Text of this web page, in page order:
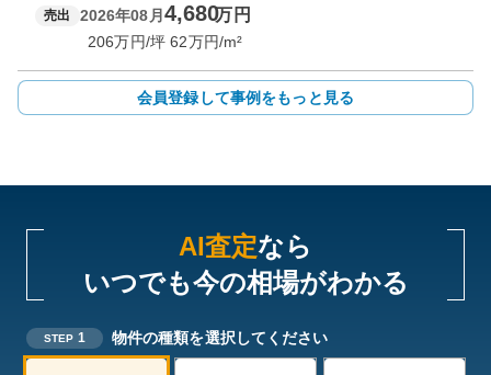
売出 2026年08月 4,680万円
206万円/坪 62万円/m²
会員登録して事例をもっと見る
AI査定なら
いつでも今の相場がわかる
STEP 1 物件の種類を選択してください